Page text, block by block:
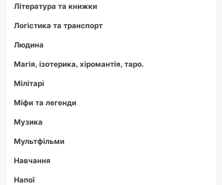
Література та книжки
Логістика та транспорт
Людина
Магія, ізотерика, хіромантія, таро.
Мілітарі
Міфи та легенди
Музика
Мультфільми
Навчання
Напої